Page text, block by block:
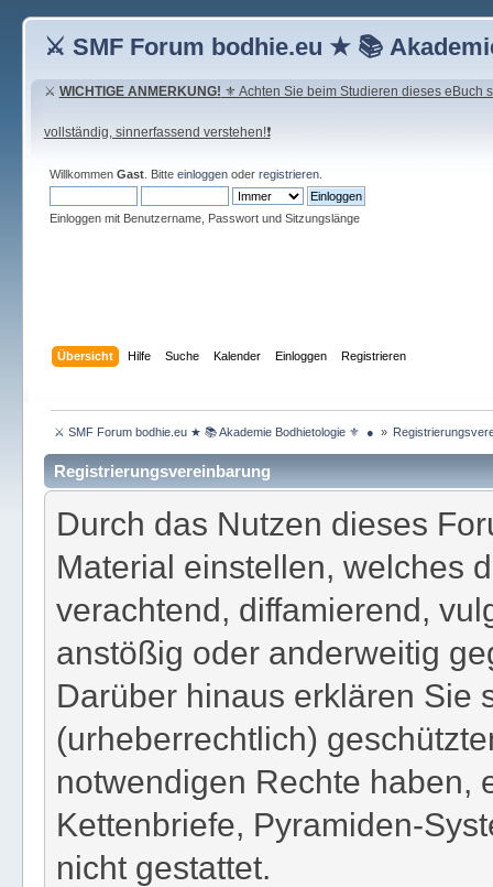
⚔ SMF Forum bodhie.eu ★ 📚
⚔ WICHTIGE ANMERKUNG! ⚜ Achten Sie beim Studieren dieses eBuch
vollständig, sinnerfassend verstehen!❗
Willkommen Gast. Bitte einloggenoder registrieren.
Einloggen mit Benutzername, Passwort und Sitzungslänge
Übersicht Hilfe Suche Kalender Einloggen Registrieren
⚔ SMF Forum bodhie.eu ★ 📚 Akademie Bodhietologie ⚜  ● »
Registrierungsvereinbarung
Durch das Nutzen dieses
Material einstellen, welches
verachtend, diffamierend,
anstößig oder anderweitig
Darüber hinaus erklären Sie
(urheberrechtlich)
notwendigen Rechte haben,
Kettenbriefe, Pyramiden-
nicht gestattet.